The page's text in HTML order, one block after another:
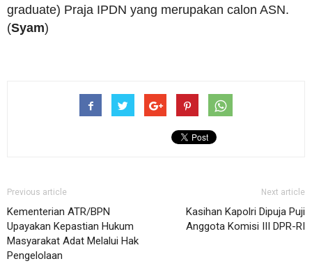
graduate) Praja IPDN yang merupakan calon ASN.
(Syam)
Previous article
Kementerian ATR/BPN
Upayakan Kepastian Hukum
Masyarakat Adat Melalui Hak
Pengelolaan
Next article
Kasihan Kapolri Dipuja Puji
Anggota Komisi III DPR-RI